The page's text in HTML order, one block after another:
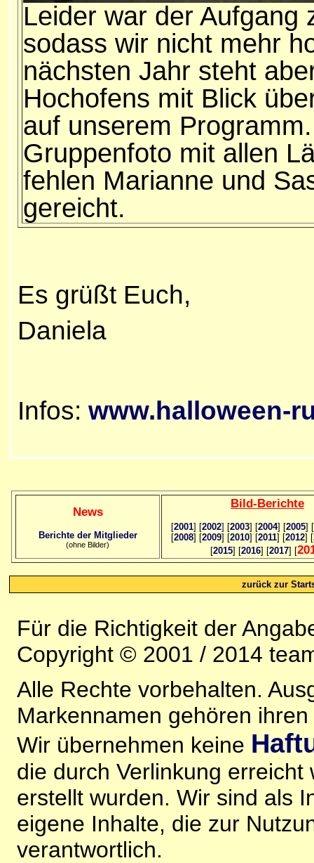
Leider war der Aufgang
sodass wir nicht mehr
nächsten Jahr steht
Hochofens mit Blick
auf unserem
Gruppenfoto mit allen
fehlen Marianne und
gereicht.
Es grüßt Euch,
Daniela
Infos: www.halloween-
News
Berichte der Mitglieder
(ohne Bilder)
Bild-Berichte
[2001] [2002] [2003] [2004] [2005] [
[2008] [2009] [2010] [2011] [2012] [
[2015] [2016] [2017] [
zurück zur
Für die Richtigkeit der
Copyright © 2001 / 2014
Alle Rechte vorbehalten.
Markennamen gehören
Wir übernehmen keine
die durch Verlinkung
erstellt wurden. Wir sind als
eigene Inhalte, die zur
verantwortlich.